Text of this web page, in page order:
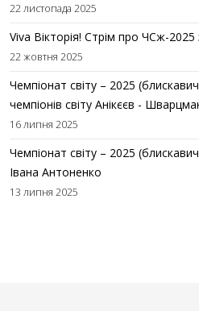
22 листопада 2025
Viva Вікторія! Стрім про ЧСж-
22 жовтня 2025
Чемпіонат світу – 2025
чемпіонів світу Анікєєв -
16 липня 2025
Чемпіонат світу – 2025
Івана Антоненко
13 липня 2025